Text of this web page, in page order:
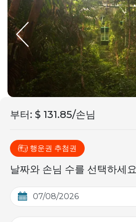
부터: $ 131.85/손님
행운권 추첨권
날짜와 손님 수를 선택하세요